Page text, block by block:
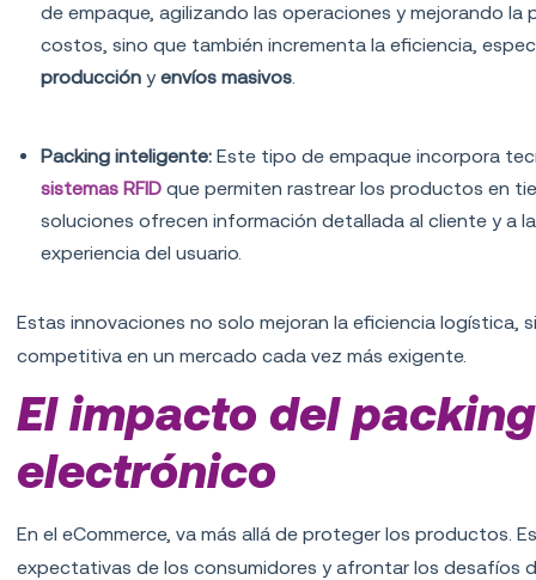
de empaque, agilizando las operaciones y mejorando
costos, sino que también incrementa la eficiencia,
producción y envíos masivos
Packing inteligente: Este tipo de empaque incorpora
sistemas RFID que permiten rastrear los productos en
soluciones ofrecen información detallada al cliente y a
experiencia del usuario.
Estas innovaciones no solo mejoran la eficiencia logística,
competitiva en un mercado cada vez más exigente.
El impacto del
electrónico
En el eCommerce, va más allá de proteger los productos.
expectativas de los consumidores y afrontar los desafíos